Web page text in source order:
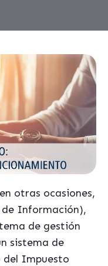
otras ocasiones,
Información),
de gestión
sistema de
del Impuesto